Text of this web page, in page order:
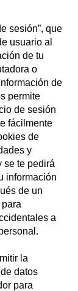
sesión”, que
usuario al
de tu
o
de
permite
de sesión
fácilmente
de
y
se te pedirá
información
de un
a
la
datos
para